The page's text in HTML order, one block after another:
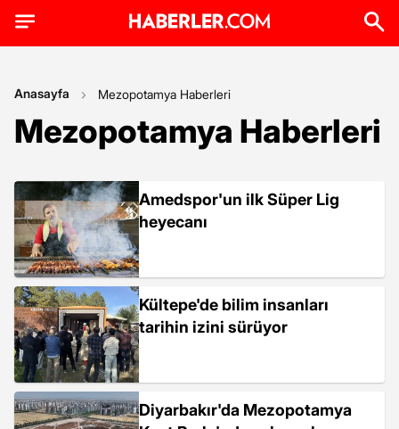
Anasayfa Mezopotamya Haberleri
Mezopotamya Haberleri
Amedspor'un ilk Süper Lig
heyecanı
Kültepe'de bilim insanları
tarihin izini sürüyor
Diyarbakır'da Mezopotamya